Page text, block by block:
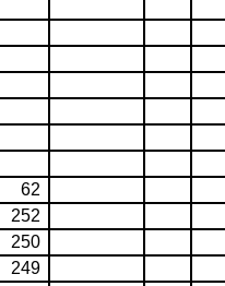
62
252
250
249